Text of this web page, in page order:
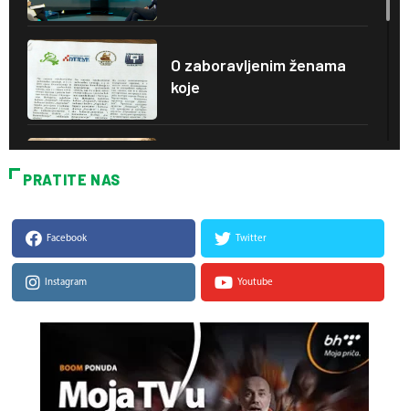
O zaboravljenim ženama
koje
“O bosanskom na
bosanskom”:
PRATITE NAS
Facebook Twitter
Instagram Youtube